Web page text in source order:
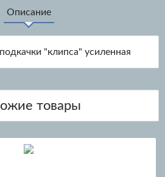
Описание
"клипса" усиленная